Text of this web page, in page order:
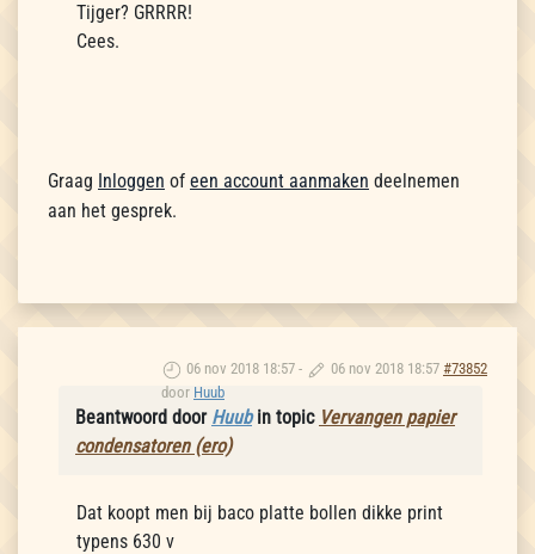
Tijger? GRRRR!
Cees.
Graag Inloggen of een account aanmaken deelnemen
aan het gesprek.
06 nov 2018 18:57 - 06 nov 2018 18:57 #73852
door Huub
Beantwoord door Huubin topic Vervangen papier
condensatoren (ero)
Dat koopt men bij baco platte bollen dikke print
typens 630 v